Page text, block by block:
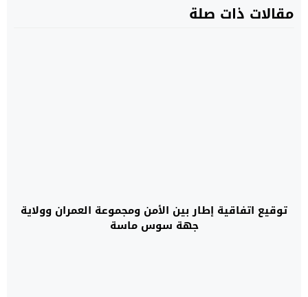
مقالات ذات صلة
توقيع اتفاقية إطار بين الأمن ومجموعة العمران وولاية
جهة سوس ماسة